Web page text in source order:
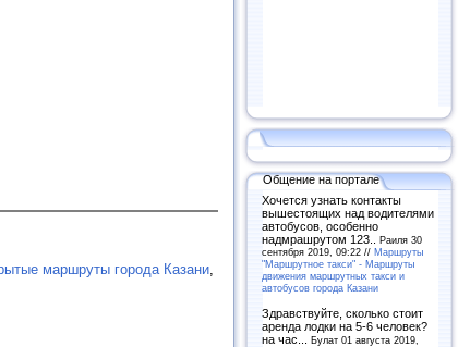
маршруты города Казани
Общение на портале
Хочется узнать контакты
вышестоящих над водителями
автобусов, особенно
надмрашрутом 123.. Раиля 30
сентября 2019, 09:22 // Маршруты
"Маршрутное такси" - Маршруты
движения маршрутных такси и
автобусов города Казани
Здравствуйте, сколько стоит
аренда лодки на 5-6 человек?
на час... Булат 01 августа 2019,